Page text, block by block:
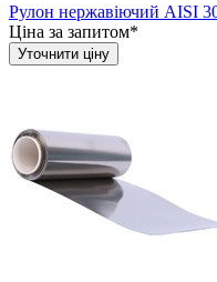
Рулон нержавіючий AISI
Ціна за запитом*
Уточнити ціну